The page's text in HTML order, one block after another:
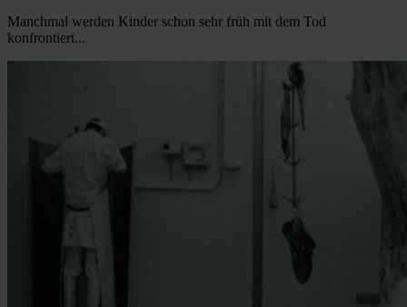
Manchmal werden Kinder schon sehr früh mit dem Tod
konfrontiert...